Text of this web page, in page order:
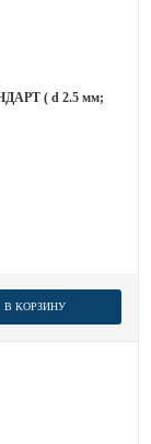
( d 2.5 мм;
В КОРЗИНУ